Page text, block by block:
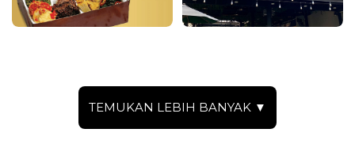
TEMUKAN LEBIH BANYAK ▼